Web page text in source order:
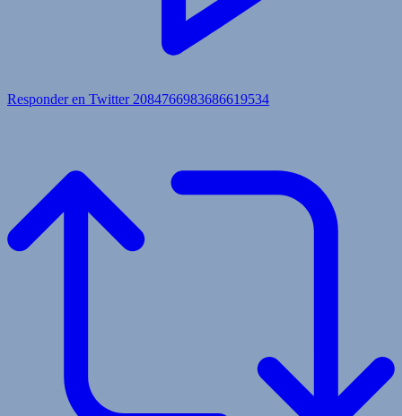
Responder en Twitter 2084766983686619534